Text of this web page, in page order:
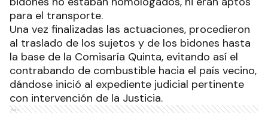
para el transporte.
Una vez finalizadas las actuaciones, procedieron
al traslado de los sujetos y de los bidones hasta
la base de la Comisaría Quinta, evitando así el
contrabando de combustible hacia el país vecino,
dándose inició al expediente judicial pertinente
con intervención de la Justicia.
Ads